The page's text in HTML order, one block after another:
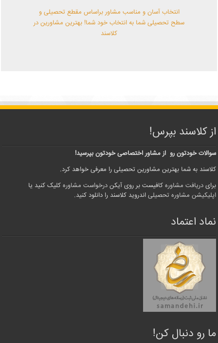
انتخاب آسان و مناسب مشاور براساس مقطع تحصیلی و
سطح تحصیلی شما به انتخاب خود شما! بهترین مشاورین در
کلاسند
از کلاسند بپرس!
سوالات خودتون رو از مشاور اختصاصی خودتون بپرسید!
کلاسند به شما بهترین مشاورین تحصیلی را معرفی خواهد کرد.
برایدریافت مشاوره کافیست بر روی آیکندرخواست مشاوره کلیک کنید یا
اپلیکیشن مشاوره تحصیلی اندروید کلاسند را دانلود کنید.
نماد اعتماد
ما رو دنبال کن!